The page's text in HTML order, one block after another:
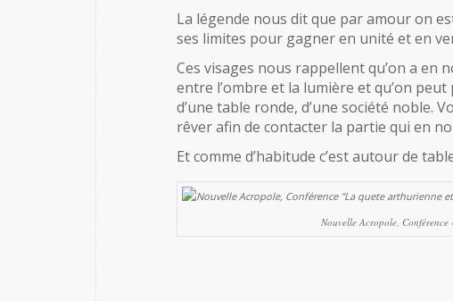
La légende nous dit que par amour on
ses limites pour gagner en unité et en
Ces visages nous rappellent qu’on a
entre l’ombre et la lumière et qu’on
d’une table ronde, d’une société noble.
rêver afin de contacter la partie qui en
Et comme d’habitude c’est autour de
Nouvelle Acropole,